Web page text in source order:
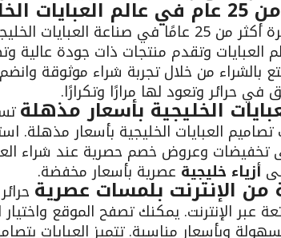
الخليجية
حرائر للعبايات لديها خبرة أكثر من 25 عامًا في صناعة
العبايات وتقدم منتجات ذات جودة عالية
بالشراء من خلال تجربة شراء موثوقة
في حرائر وتعود لها مرارًا وتكرارًا.
الخليجية بأسعار مذهلة
العبايات الخليجية بأسعار مذهلة.
تخفيضات وعروض خصم حصرية عند شراء
أزياء خليجية عصرية بأسعار مخفضة.
من الإنترنت بلمسات عصرية
عبر الإنترنت. يمكنك تصفح الموقع واختيار
وبأسعار مناسبة. تتميز العبايات